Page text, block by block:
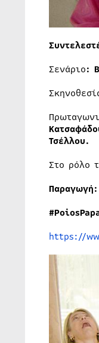
Σενάριο:
Τσέλλου.
Στο ρόλο
Παραγωγή:
#
https://